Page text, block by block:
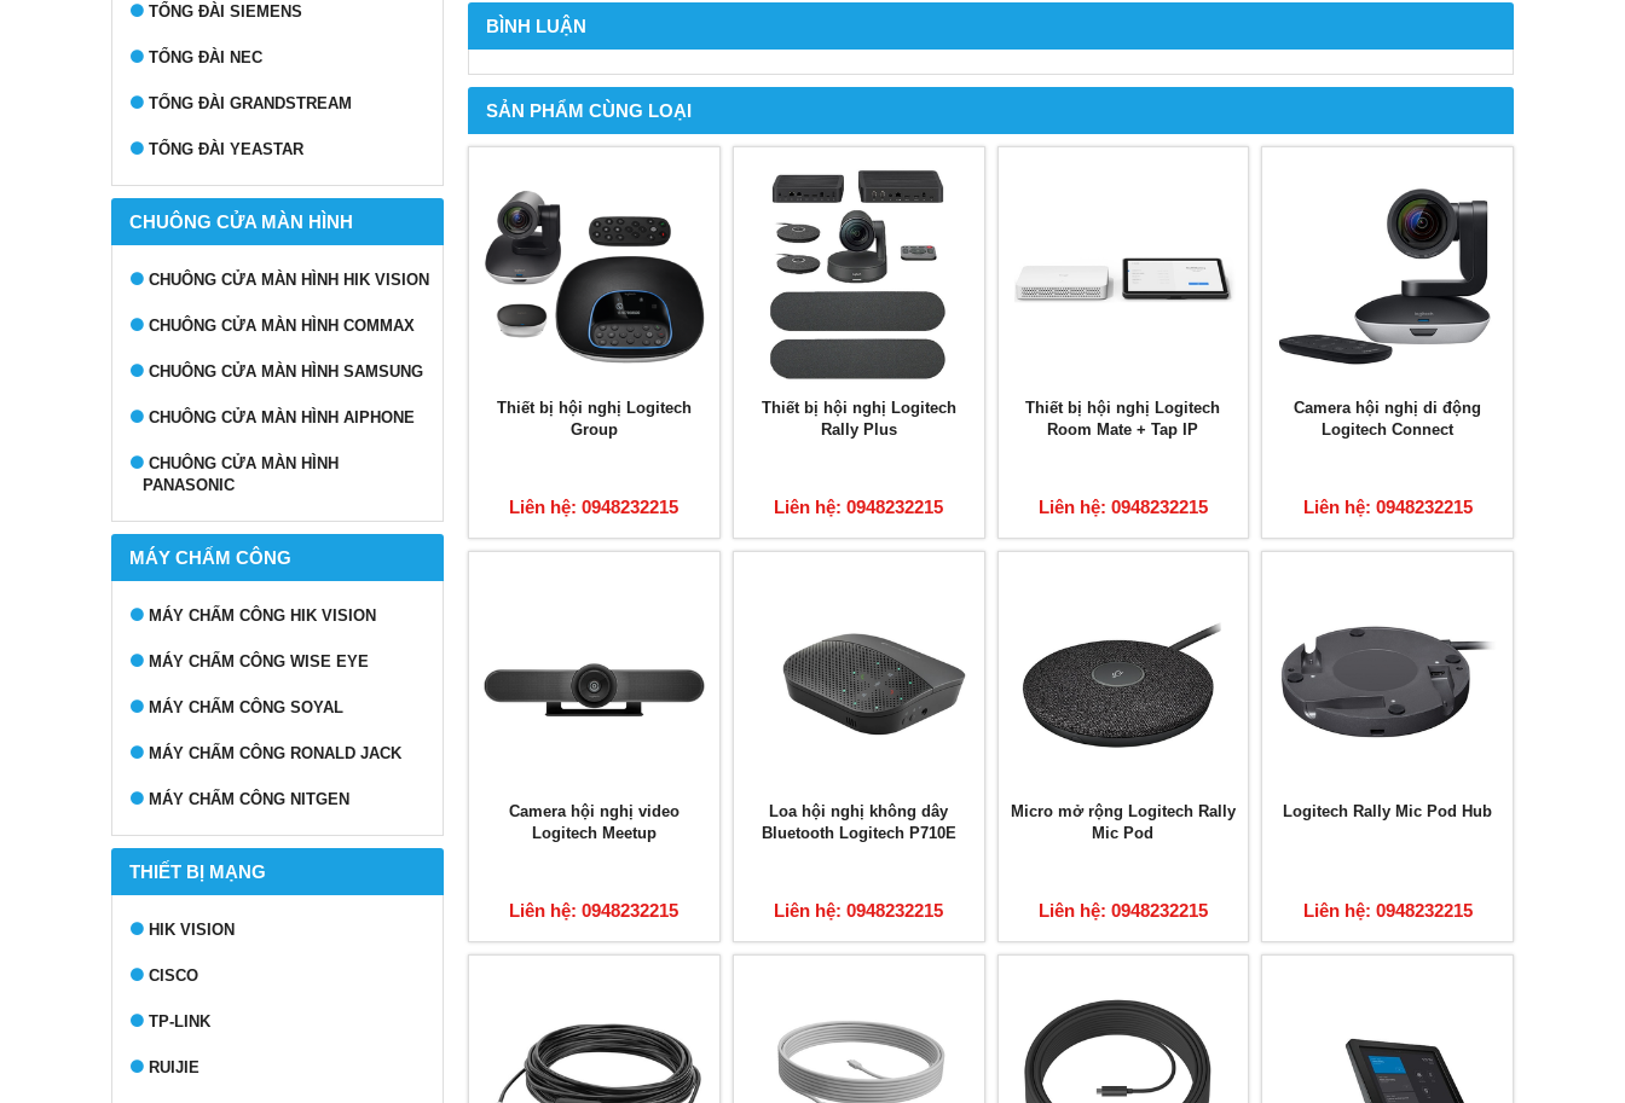
TỔNG ĐÀI SIEMENS
TỔNG ĐÀI NEC
TỔNG ĐÀI GRANDSTREAM
TỔNG ĐÀI YEASTAR
CHUÔNG CỬA MÀN HÌNH
CHUÔNG CỬA MÀN HÌNH HIK VISION
CHUÔNG CỬA MÀN HÌNH COMMAX
CHUÔNG CỬA MÀN HÌNH SAMSUNG
CHUÔNG CỬA MÀN HÌNH AIPHONE
CHUÔNG CỬA MÀN HÌNH
PANASONIC
MÁY CHẤM CÔNG
MÁY CHẤM CÔNG HIK VISION
MÁY CHẤM CÔNG WISE EYE
MÁY CHẤM CÔNG SOYAL
MÁY CHẤM CÔNG RONALD JACK
MÁY CHẤM CÔNG NITGEN
THIẾT BỊ MẠNG
HIK VISION
CISCO
TP-LINK
RUIJIE
BÌNH LUẬN
SẢN PHẨM CÙNG LOẠI
Thiết bị hội nghị Logitech
Group
Liên hệ: 0948232215
Thiết bị hội nghị Logitech
Rally Plus
Liên hệ: 0948232215
Thiết bị hội nghị Logitech
Room Mate + Tap IP
Liên hệ: 0948232215
Camera hội nghị di động
Logitech Connect
Liên hệ: 0948232215
Camera hội nghị video
Logitech Meetup
Liên hệ: 0948232215
Loa hội nghị không dây
Bluetooth Logitech P710E
Liên hệ: 0948232215
Micro mở rộng Logitech Rally
Mic Pod
Liên hệ: 0948232215
Logitech Rally Mic Pod Hub
Liên hệ: 0948232215